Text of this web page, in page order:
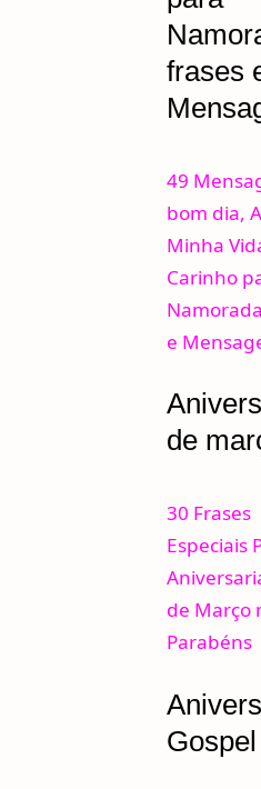
frases
49
bom dia,
Minha
Carinho
e
de
30 Frases
Especiais
de Março
Parabéns
Gospel